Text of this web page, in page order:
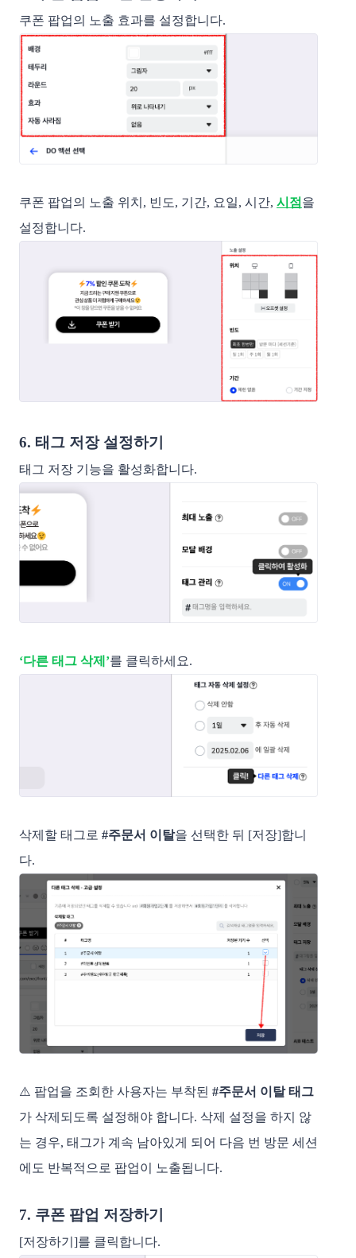
쿠폰 팝업의 노출 효과를 설정합니다.
쿠폰 팝업의 노출 위치, 빈도, 기간, 요일, 시간, 시점 을
설정합니다.
6. 태그 저장 설정하기
태그 저장 기능을 활성화합니다.
‘다른 태그 삭제’를 클릭하세요.
삭제할 태그로 #주문서 이탈을 선택한 뒤 [저장]합니
다.
⚠️ 팝업을 조회한 사용자는 부착된 #주문서 이탈 태그
가 삭제되도록 설정해야 합니다. 삭제 설정을 하지 않
는 경우, 태그가 계속 남아있게 되어 다음 번 방문 세션
에도 반복적으로 팝업이 노출됩니다.
7. 쿠폰 팝업 저장하기
[저장하기]를 클릭합니다.